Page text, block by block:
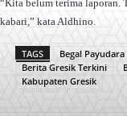
“Kita belum terima laporan.
kabari,” kata Aldhino.
TAGS Begal
Berita Gresik Terkini
Kabupaten Gresik